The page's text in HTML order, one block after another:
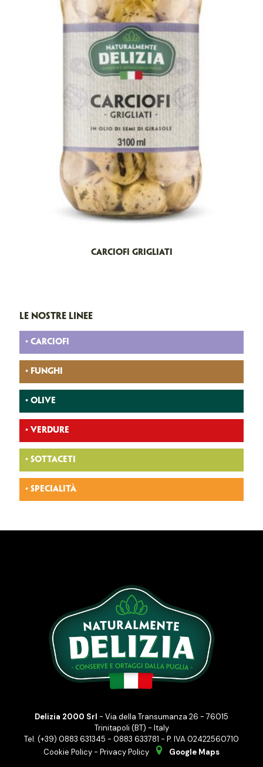
CARCIOFI GRIGLIATI
LE NOSTRE LINEE
• CARCIOFI
• FUNGHI
• OLIVE
• VERDURE
• SOTTACETI
• SPECIALITÀ
Delizia 2000 Srl - Via della Transumanza 26 - 76015
Trinitapoli (BT) - Italy
Tel. (+39) 0883 631345 - 0883 633781 - P. IVA 02422560710
Cookie Policy - Privacy Policy Google Maps